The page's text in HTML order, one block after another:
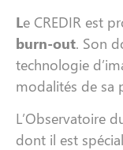
Le CREDIR est
burn-out. Son
technologie
modalités de sa
L’Observatoire
dont il est